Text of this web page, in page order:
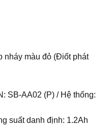
nháy màu đỏ (Điốt phát
SB-AA02 (P) / Hệ thống:
suất danh định: 1.2Ah